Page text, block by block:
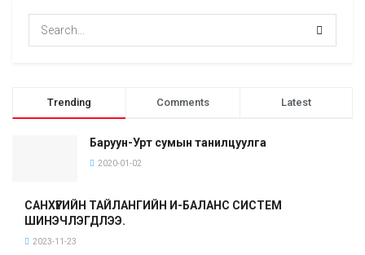
Trending Comments Latest
Баруун-Урт сумын танилцуулга
2020-01-02
САНХҮҮГИЙН ТАЙЛАНГИЙН И-БАЛАНС СИСТЕМ
ШИНЭЧЛЭГДЛЭЭ.
2023-11-23